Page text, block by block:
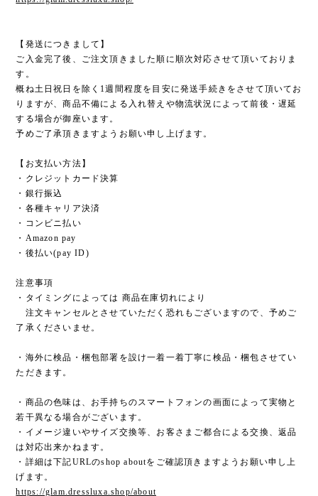
【発送につきまして】
ご入金完了後、ご注文頂きました順に順次対応させて頂いておりま
す。
概ね土日祝日を除く1週間程度を目安に発送手続きをさせて頂いてお
りますが、商品不備による入れ替えや物流状況によって前後・遅延
する場合が御座います。
予めご了承頂きますようお願い申し上げます。
【お支払い方法】
・クレジットカード決算
・銀行振込
・各種キャリア決済
・コンビニ払い
・Amazon pay
・後払い(pay ID)
注意事項
・タイミングによっては 商品在庫切れにより
注文キャンセルとさせていただく恐れもございますので、予めご
了承くださいませ。
・海外に検品・梱包部署を設け一着一着丁寧に検品・梱包させてい
ただきます。
・商品の色味は、お手持ちのスマートフォンの画面によって実物と
若干異なる場合がございます。
・イメージ違いやサイズ交換等、お客さまご都合による交換、返品
は対応出来かねます。
・詳細は下記URLのshop aboutをご確認頂きますようお願い申し上
げます。
https://glam.dressluxa.shop/about